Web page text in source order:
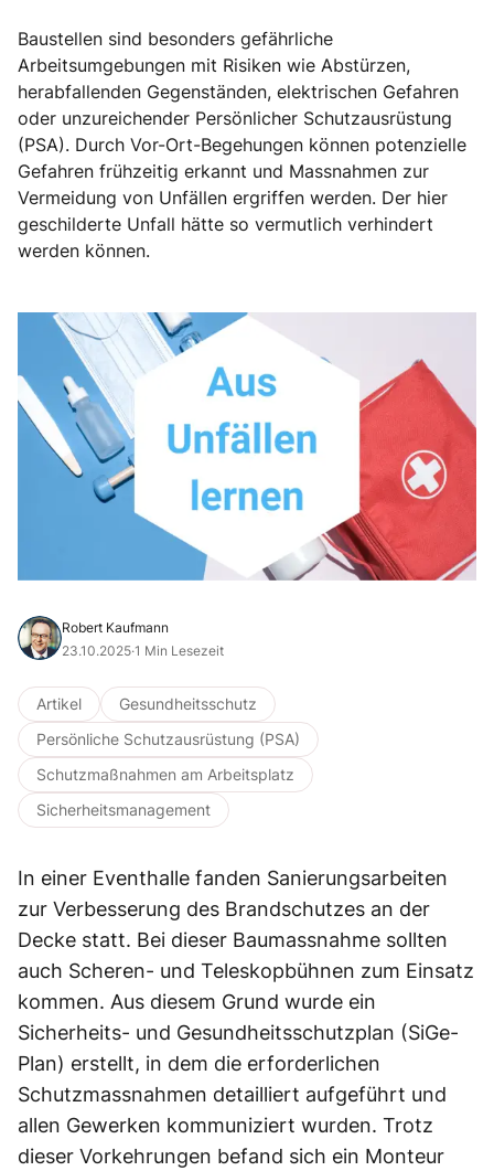
Baustellen sind besonders gefährliche
Arbeitsumgebungen mit Risiken wie Abstürzen,
herabfallenden Gegenständen, elektrischen Gefahren
oder unzureichender Persönlicher Schutzausrüstung
(PSA). Durch Vor-Ort-Begehungen können potenzielle
Gefahren frühzeitig erkannt und Massnahmen zur
Vermeidung von Unfällen ergriffen werden. Der hier
geschilderte Unfall hätte so vermutlich verhindert
werden können.
Robert Kaufmann
23.10.2025·1 Min Lesezeit
Artikel
Gesundheitsschutz
Persönliche Schutzausrüstung (PSA)
Schutzmaßnahmen am Arbeitsplatz
Sicherheitsmanagement
In einer Eventhalle fanden Sanierungsarbeiten
zur Verbesserung des Brandschutzes an der
Decke statt. Bei dieser Baumassnahme sollten
auch Scheren- und Teleskopbühnen zum Einsatz
kommen. Aus diesem Grund wurde ein
Sicherheits- und Gesundheitsschutzplan (SiGe-
Plan) erstellt, in dem die erforderlichen
Schutzmassnahmen detailliert aufgeführt und
allen Gewerken kommuniziert wurden. Trotz
dieser Vorkehrungen befand sich ein Monteur